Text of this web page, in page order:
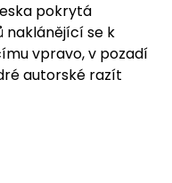
pokrytá
naklánějící se k
vpravo, v pozadí
autorské razít